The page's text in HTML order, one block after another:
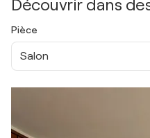
Découvrir dans
Pièce
Salon